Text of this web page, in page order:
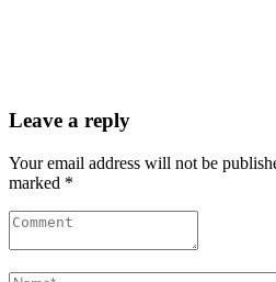
Leave a reply
Your email address will not be
marked *